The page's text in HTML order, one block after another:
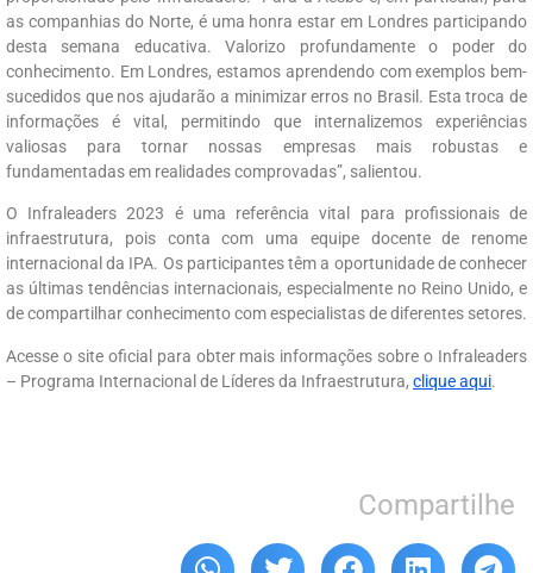
as companhias do Norte, é uma honra estar em Londres participando
desta semana educativa. Valorizo profundamente o poder do
conhecimento. Em Londres, estamos aprendendo com exemplos bem-
sucedidos que nos ajudarão a minimizar erros no Brasil. Esta troca de
informações é vital, permitindo que internalizemos experiências
valiosas para tornar nossas empresas mais robustas e
fundamentadas em realidades comprovadas”, salientou.
O Infraleaders 2023 é uma referência vital para profissionais de
infraestrutura, pois conta com uma equipe docente de renome
internacional da IPA. Os participantes têm a oportunidade de conhecer
as últimas tendências internacionais, especialmente no Reino Unido, e
de compartilhar conhecimento com especialistas de diferentes setores.
Acesse o site oficial para obter mais informações sobre o Infraleaders
– Programa Internacional de Líderes da Infraestrutura, clique aqui.
Compartilhe